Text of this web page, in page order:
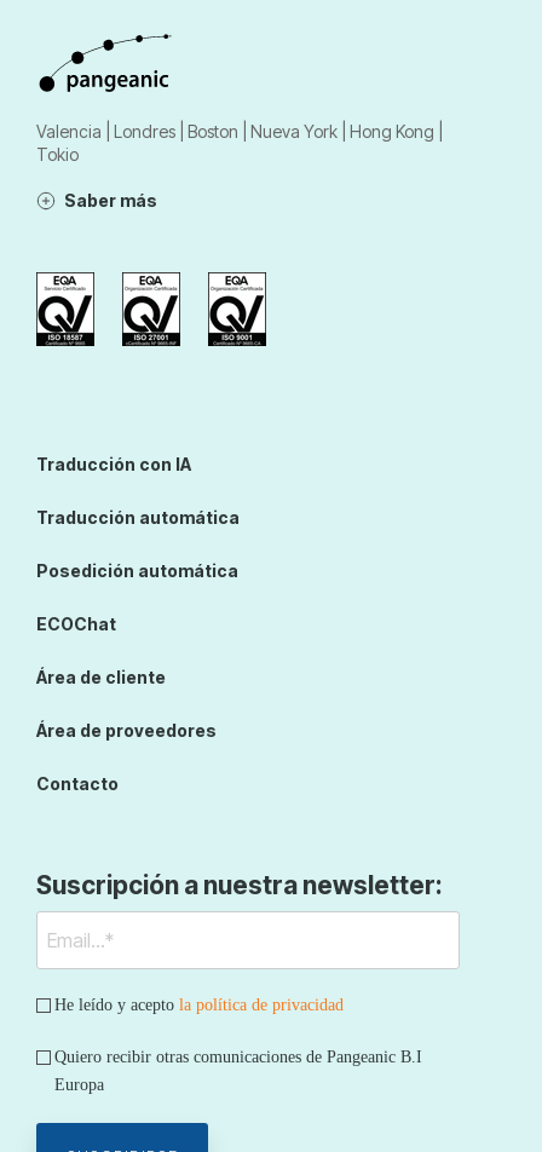
Valencia | Londres | Boston | Nueva York | Hong Kong |
Tokio
Saber más
Traducción con IA
Traducción automática
Posedición automática
ECOChat
Área de cliente
Área de proveedores
Contacto
Suscripción a nuestra newsletter:
He leído y acepto la política de privacidad
Quiero recibir otras comunicaciones de Pangeanic B.I
Europa